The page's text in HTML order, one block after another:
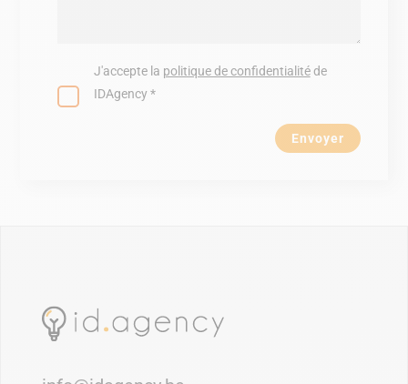
J'accepte la politique de confidentialitéde
IDAgency *
Envoyer